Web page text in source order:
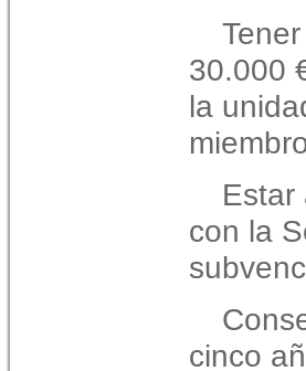
30.000
la
Estar
con la
cinco